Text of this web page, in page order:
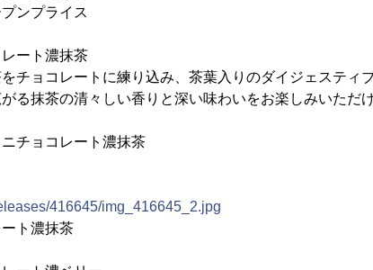
ライス
ート濃抹茶
チョコレートに練り込み、茶葉入りのダイジェスティ
る抹茶の清々しい香りと深い味わいをお楽しみいただけ
チョコレート濃抹茶
416645/img_416645_2.jpg
ト濃抹茶